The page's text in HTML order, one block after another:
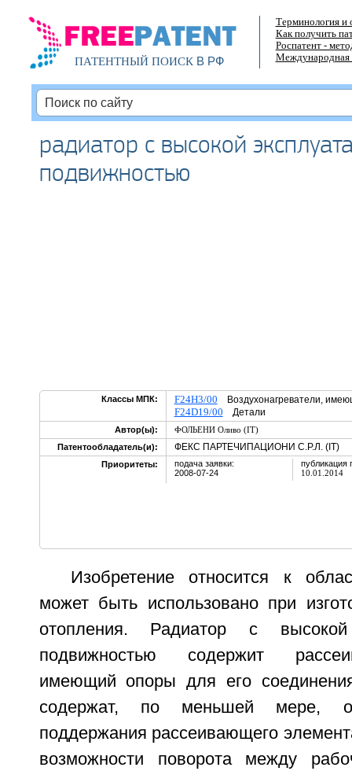
ПАТЕНТНЫЙ ПОИСКВ РФ
Терминология и
Как получить
Роспатент -
Международная
радиатор с высокой
подвижностью
Классы МПК: F24H3/00 Воздухонагреватели,
F24D19/00 Детали
Автор(ы):
ФОЛЬЕНИ Оливо (IT)
Патентообладатель(и):
ФЕКС ПАРТЕЧИПАЦИОНИ С.Р.Л. (IT)
Приоритеты:
подача заявки:
2008-07-24
публикация
10.01.2014
Изобретение относится к
может быть использовано при
отопления. Радиатор с высокой
подвижностью содержит
имеющий опоры для его
содержат, по меньшей мере,
поддержания рассеивающего
возможности поворота между